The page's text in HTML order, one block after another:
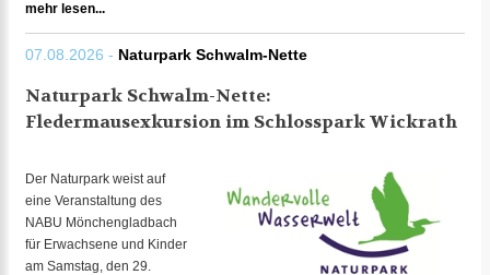
mehr lesen...
07.08.2026 - Naturpark Schwalm-Nette
Naturpark Schwalm-Nette:
Fledermausexkursion im Schlosspark Wickrath
Der Naturpark weist auf
eine Veranstaltung des
NABU Mönchengladbach
für Erwachsene und Kinder
am Samstag, den 29.